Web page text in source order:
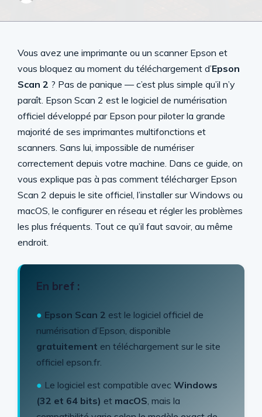
Vous avez une imprimante ou un scanner Epson et
vous bloquez au moment du téléchargement d’Epson
Scan 2 ? Pas de panique — c’est plus simple qu’il n’y
paraît. Epson Scan 2 est le logiciel de numérisation
officiel développé par Epson pour piloter la grande
majorité de ses imprimantes multifonctions et
scanners. Sans lui, impossible de numériser
correctement depuis votre machine. Dans ce guide, on
vous explique pas à pas comment télécharger Epson
Scan 2 depuis le site officiel, l’installer sur Windows ou
macOS, le configurer en réseau et régler les problèmes
les plus fréquents. Tout ce qu’il faut savoir, au même
endroit.
En bref :
● Epson Scan 2 est le logiciel officiel de
numérisation d’Epson, disponible
gratuitement en téléchargement sur le site
officiel epson.fr.
● Le logiciel est compatible avec Windows
(32 et 64 bits) et macOS, mais la